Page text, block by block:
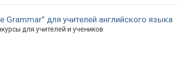
для учителей английского языка
для учителей и учеников